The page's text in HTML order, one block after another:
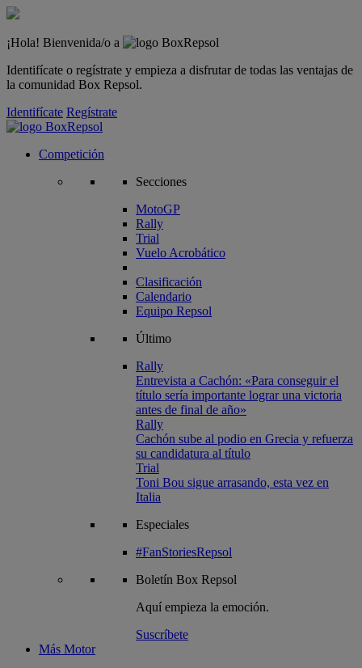
¡Hola! Bienvenida/o a
Identifícate o regístrate y empieza a disfrutar de todas las ventajas de
la comunidad Box Repsol.
Identifícate Regístrate
Competición
Secciones
MotoGP
Rally
Trial
Vuelo Acrobático
Clasificación
Calendario
Equipo Repsol
Último
Rally
Entrevista a Cachón: «Para conseguir el
título sería importante lograr una victoria
antes de final de año»
Rally
Cachón sube al podio en Grecia y refuerza
su candidatura al título
Trial
Toni Bou sigue arrasando, esta vez en
Italia
Especiales
#FanStoriesRepsol
Boletín Box Repsol
Aquí empieza la emoción.
Suscríbete
Más Motor